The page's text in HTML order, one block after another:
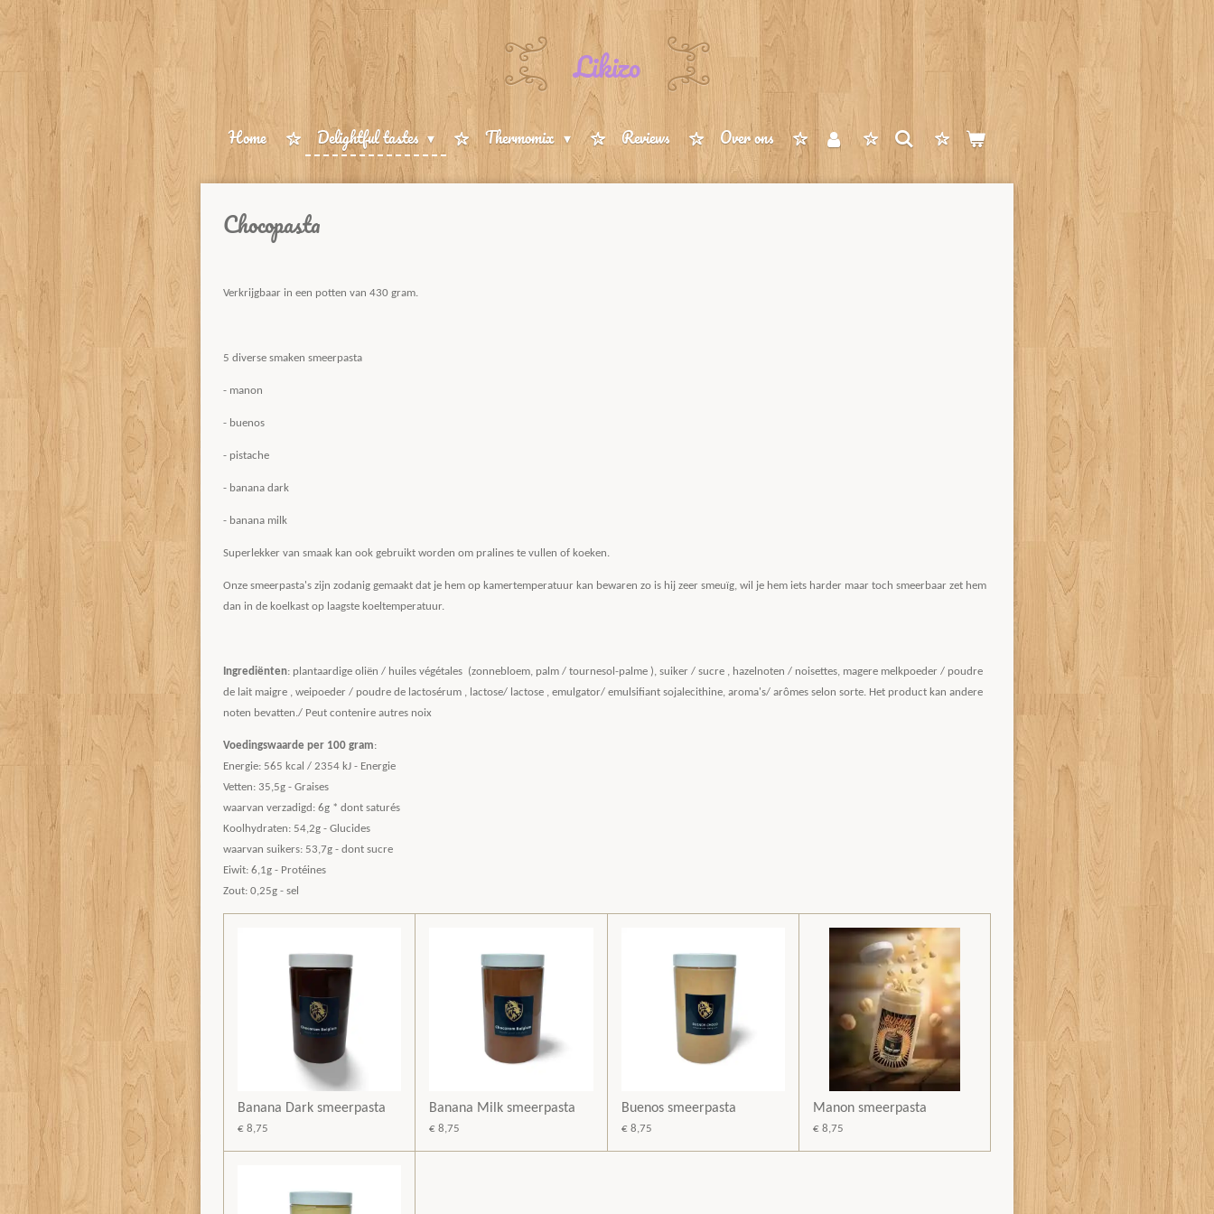
hoofdinhoud
Likizo
Home Delightful tastes Thermomix Reviews Over ons
Chocopasta
Verkrijgbaar in een potten van 430 gram.
5 diverse smaken smeerpasta
- manon
- buenos
- pistache
- banana dark
- banana milk
Superlekker van smaak kan ook gebruikt worden om pralines te vullen of koeken.
Onze smeerpasta's zijn zodanig gemaakt dat je hem op kamertemperatuur kan bewaren zo is hij zeer smeuïg, wil je hem iets harder maar toch smeerbaar zet hem
dan in de koelkast op laagste koeltemperatuur.
Ingrediënten: plantaardige oliën / huiles végétales (zonnebloem, palm / tournesol-palme ), suiker / sucre , hazelnoten / noisettes, magere melkpoeder / poudre
de lait maigre , weipoeder / poudre de lactosérum , lactose/ lactose , emulgator/ emulsifiant sojalecithine, aroma's/ arômes selon sorte. Het product kan andere
noten bevatten./ Peut contenire autres noix
Voedingswaarde per 100 gram:
Energie: 565 kcal / 2354 kJ - Energie
Vetten: 35,5g - Graises
waarvan verzadigd: 6g * dont saturés
Koolhydraten: 54,2g - Glucides
waarvan suikers: 53,7g - dont sucre
Eiwit: 6,1g - Protéines
Zout: 0,25g - sel
Banana Dark smeerpasta
€ 8,75
Banana Milk smeerpasta
€ 8,75
Buenos smeerpasta
€ 8,75
Manon smeerpasta
€ 8,75